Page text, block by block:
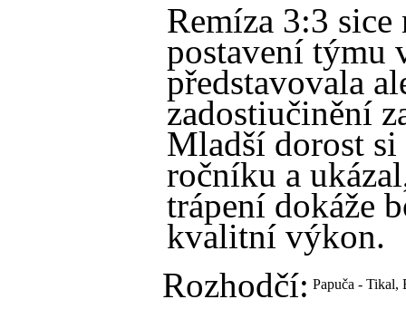
Remíza 3:3 sice
postavení týmu
představovala
zadostiučinění
Mladší dorost
ročníku a
trápení dokáže
kvalitní výkon.
Rozhodčí: Papuča - Tikal,